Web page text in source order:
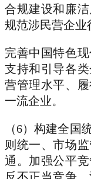
合规建设和廉
规范涉民营企业
完善中国特色
支持和引导各
营管理水平、
一流企业。
（6）构建全国
则统一、市场
通。加强公平